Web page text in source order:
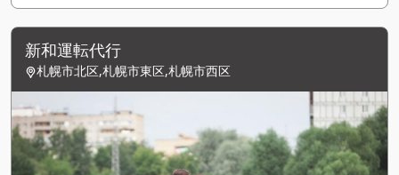
新和運転代行
札幌市北区,札幌市東区,札幌市西区